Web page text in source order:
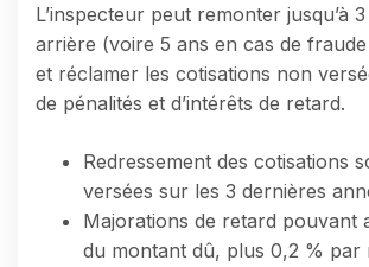
L’inspecteur peut remonter jusqu’à
arrière (voire 5 ans en cas de
et réclamer les cotisations non
de pénalités et d’intérêts de retard.
Redressement des cotisations
versées sur les 3 dernières
Majorations de retard pouvant
du montant dû, plus 0,2 % par